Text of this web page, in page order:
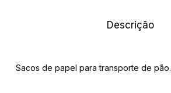
Descrição
Sacos de papel para transporte de pão.